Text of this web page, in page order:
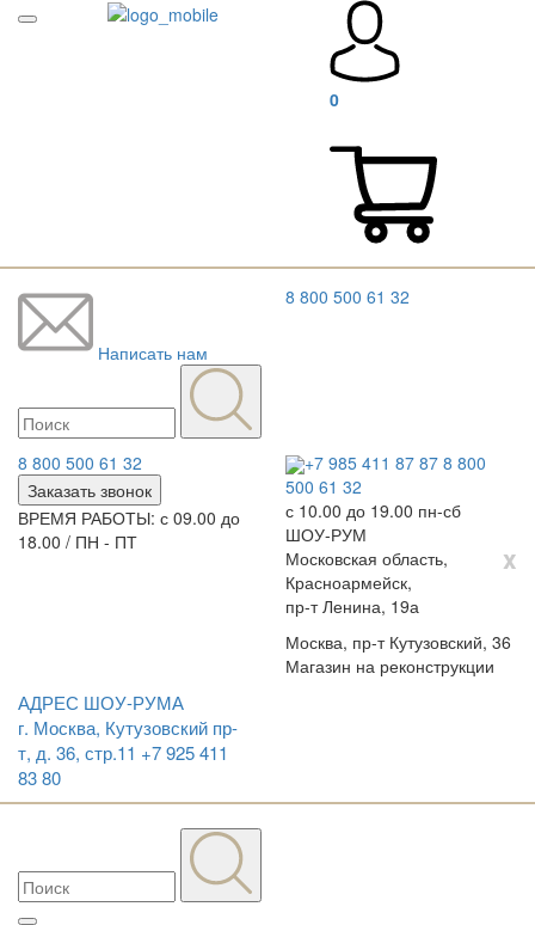
0
Написать нам
8 800 500 61 32
8 800 500 61 32
Заказать звонок
ВРЕМЯ РАБОТЫ: с 09.00 до
18.00 / ПН - ПТ
+7 985 411 87 87 8 800
500 61 32
с 10.00 до 19.00 пн-сб
ШОУ-РУМ
x
Московская область,
Красноармейск,
пр-т Ленина, 19а
Москва, пр-т Кутузовский, 36
Магазин на реконструкции
АДРЕС ШОУ-РУМА
г. Москва, Кутузовский пр-
т, д. 36, стр.11 +7 925 411
83 80